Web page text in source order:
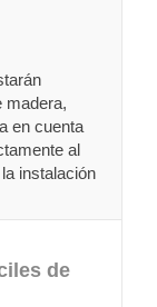
madera,
en cuenta
al
instalación
de